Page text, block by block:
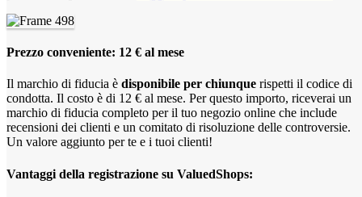
Prezzo conveniente: 12 € al mese
Il marchio di fiducia è disponibile per chiunque rispetti il codice di
condotta. Il costo è di 12 € al mese. Per questo importo, riceverai un
marchio di fiducia completo per il tuo negozio online che include
recensioni dei clienti e un comitato di risoluzione delle controversie.
Un valore aggiunto per te e i tuoi clienti!
Vantaggi della registrazione su ValuedShops: